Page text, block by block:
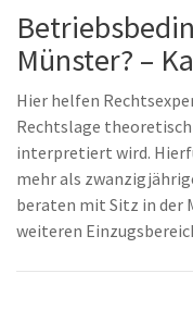
Münster? –
Hier helfen
Rechtslage
interpretiert wird.
mehr als
beraten mit Sitz in der
weiteren